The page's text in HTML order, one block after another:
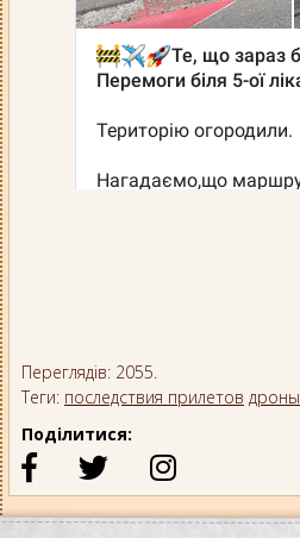
Переглядів: 2055.
Теги: последствия прилетов дроны
Поділитися: